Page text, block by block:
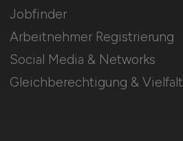
Jobfinder
Arbeitnehmer Registrierung
Social Media & Networks
Gleichberechtigung & Vielfalt